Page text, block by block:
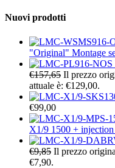
Nuovi prodotti
"Original" Montage
€157,65 Il prezzo
attuale è: €129,00.
€99,00
X1/9 1500 + injection
€9,85 Il prezzo
€7,90.